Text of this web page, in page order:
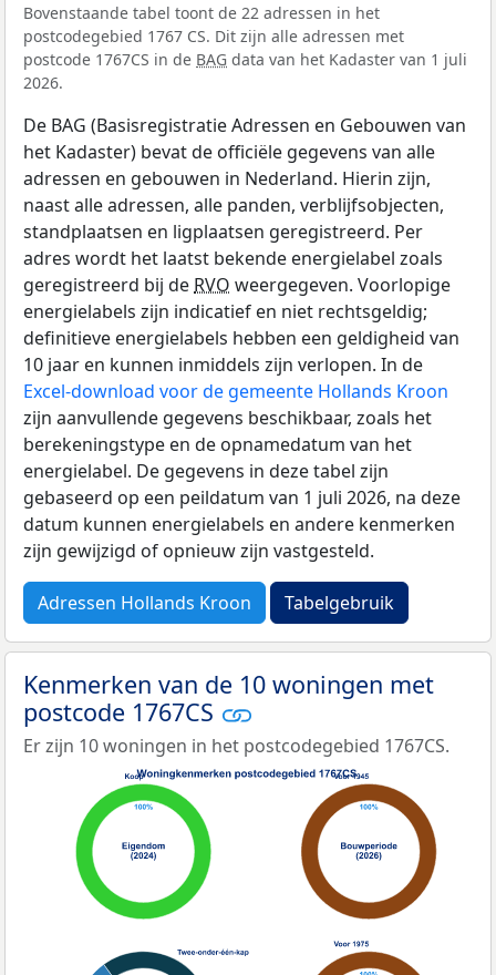
Bovenstaande tabel toont de 22 adressen in het
postcodegebied 1767 CS. Dit zijn alle adressen met
postcode 1767CS in de BAG data van het Kadaster van 1 juli
2026.
De BAG (Basisregistratie Adressen en Gebouwen van
het Kadaster) bevat de officiële gegevens van alle
adressen en gebouwen in Nederland. Hierin zijn,
naast alle adressen, alle panden, verblijfsobjecten,
standplaatsen en ligplaatsen geregistreerd. Per
adres wordt het laatst bekende energielabel zoals
geregistreerd bij de RVO weergegeven. Voorlopige
energielabels zijn indicatief en niet rechtsgeldig;
definitieve energielabels hebben een geldigheid van
10 jaar en kunnen inmiddels zijn verlopen. In de
Excel-download voor de gemeente Hollands Kroon
zijn aanvullende gegevens beschikbaar, zoals het
berekeningstype en de opnamedatum van het
energielabel. De gegevens in deze tabel zijn
gebaseerd op een peildatum van 1 juli 2026, na deze
datum kunnen energielabels en andere kenmerken
zijn gewijzigd of opnieuw zijn vastgesteld.
Adressen Hollands Kroon Tabelgebruik
Kenmerken van de 10 woningen met
postcode 1767CS
Er zijn 10 woningen in het postcodegebied 1767CS.